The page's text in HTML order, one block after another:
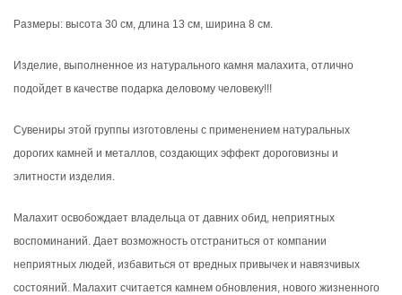
Размеры: высота 30 см, длина 13 см, ширина 8 см.
Изделие, выполненное из натурального камня малахита, отлично
подойдет в качестве подарка деловому человеку!!!
Сувениры этой группы изготовлены с применением натуральных
дорогих камней и металлов, создающих эффект дороговизны и
элитности изделия.
Малахит освобождает владельца от давних обид, неприятных
воспоминаний. Дает возможность отстраниться от компании
неприятных людей, избавиться от вредных привычек и навязчивых
состояний. Малахит считается камнем обновления, нового жизненного